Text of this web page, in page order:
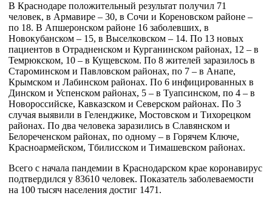
В Краснодаре положительный результат получил 71
человек, в Армавире – 30, в Сочи и Кореновском районе –
по 18. В Апшеронском районе 16 заболевших, в
Новокубанском – 15, в Выселковском – 14. По 13 новых
пациентов в Отрадненском и Курганинском районах, 12 – в
Темрюкском, 10 – в Кущевском. По 8 жителей заразилось в
Староминском и Павловском районах, по 7 – в Анапе,
Крымском и Лабинском районах. По 6 инфицированных в
Динском и Успенском районах, 5 – в Туапсинском, по 4 – в
Новороссийске, Кавказском и Северском районах. По 3
случая выявили в Геленджике, Мостовском и Тихорецком
районах. По два человека заразились в Славянском и
Белореченском районах, по одному – в Горячем Ключе,
Красноармейском, Тбилисском и Тимашевском районах.
Всего с начала пандемии в Краснодарском крае коронавирус
подтвердился у 83610 человек. Показатель заболеваемости
на 100 тысяч населения достиг 1471.